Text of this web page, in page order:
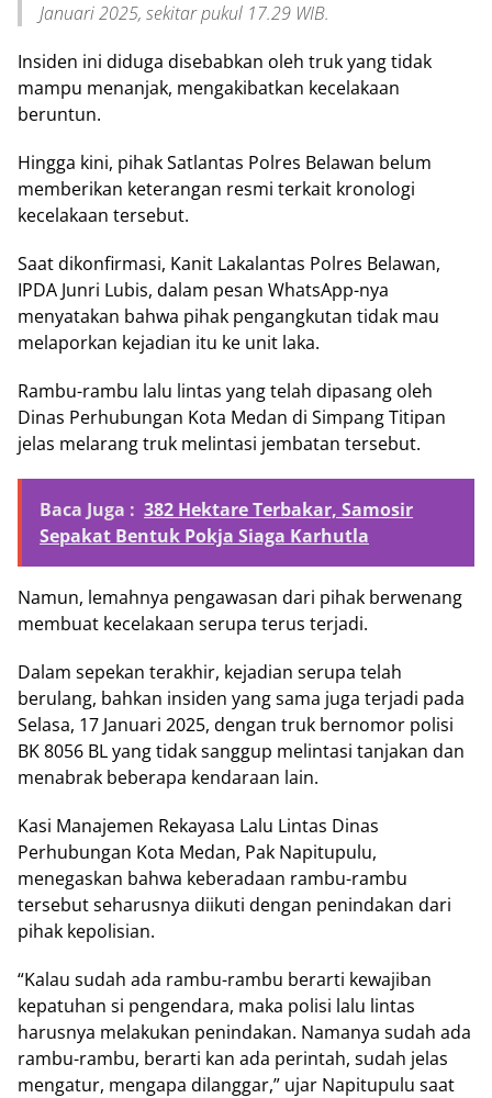
Januari 2025, sekitar pukul 17.29 WIB.
Insiden ini diduga disebabkan oleh truk yang tidak
mampu menanjak, mengakibatkan kecelakaan
beruntun.
Hingga kini, pihak Satlantas Polres Belawan belum
memberikan keterangan resmi terkait kronologi
kecelakaan tersebut.
Saat dikonfirmasi, Kanit Lakalantas Polres Belawan,
IPDA Junri Lubis, dalam pesan WhatsApp-nya
menyatakan bahwa pihak pengangkutan tidak mau
melaporkan kejadian itu ke unit laka.
Rambu-rambu lalu lintas yang telah dipasang oleh
Dinas Perhubungan Kota Medan di Simpang Titipan
jelas melarang truk melintasi jembatan tersebut.
Baca Juga : 382 Hektare Terbakar, Samosir
Sepakat Bentuk Pokja Siaga Karhutla
Namun, lemahnya pengawasan dari pihak berwenang
membuat kecelakaan serupa terus terjadi.
Dalam sepekan terakhir, kejadian serupa telah
berulang, bahkan insiden yang sama juga terjadi pada
Selasa, 17 Januari 2025, dengan truk bernomor polisi
BK 8056 BL yang tidak sanggup melintasi tanjakan dan
menabrak beberapa kendaraan lain.
Kasi Manajemen Rekayasa Lalu Lintas Dinas
Perhubungan Kota Medan, Pak Napitupulu,
menegaskan bahwa keberadaan rambu-rambu
tersebut seharusnya diikuti dengan penindakan dari
pihak kepolisian.
“Kalau sudah ada rambu-rambu berarti kewajiban
kepatuhan si pengendara, maka polisi lalu lintas
harusnya melakukan penindakan. Namanya sudah ada
rambu-rambu, berarti kan ada perintah, sudah jelas
mengatur, mengapa dilanggar,” ujar Napitupulu saat